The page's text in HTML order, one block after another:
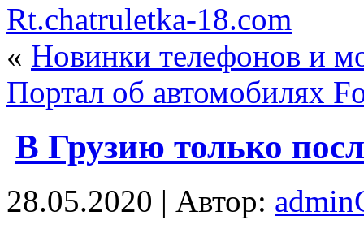
Rt.chatruletka-18.com
« Новинки телефонов и
Портал об автомобилях
В Грузию только
28.05.2020 | Автор: